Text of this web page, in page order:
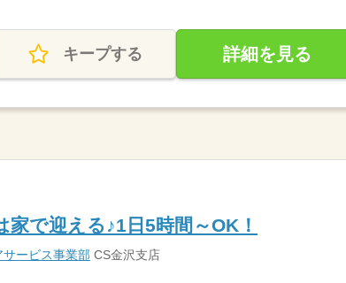
キープする 詳細を見る
家で迎える♪1日5時間～OK！
ービス事業部 CS金沢支店